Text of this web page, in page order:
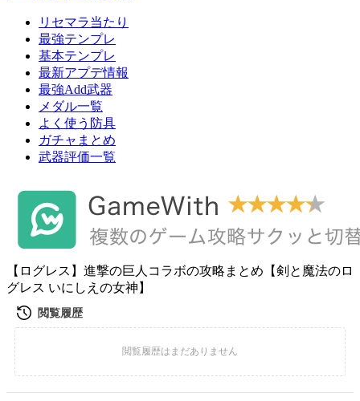
リセマラ当たり
最強テンプレ
基本テンプレ
最新アプデ情報
最強Add武器
メダル一覧
よく使う防具
ガチャまとめ
武器評価一覧
【ログレス】進撃の巨人コラボの攻略まとめ【剣と魔法のロ
グレス いにしえの女神】